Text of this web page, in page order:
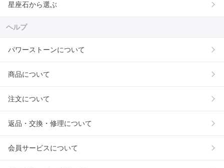
星座石から選ぶ
ヘルプ
パワーストーンについて
商品について
注文について
返品・交換・修理について
会員サービスについて